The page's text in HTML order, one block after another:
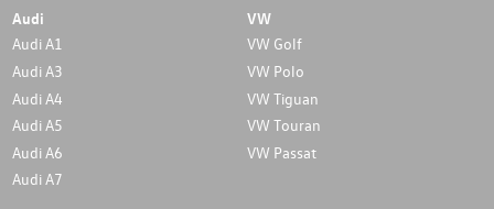
Audi
Audi A1
Audi A3
Audi A4
Audi A5
Audi A6
Audi A7
VW
VW Golf
VW Polo
VW Tiguan
VW Touran
VW Passat